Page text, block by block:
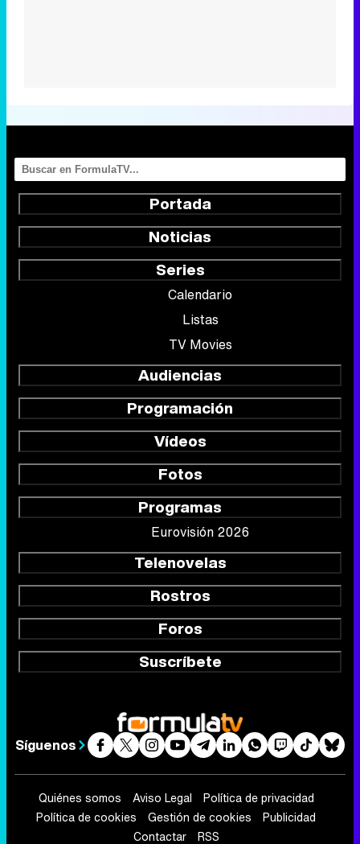
Portada
Noticias
Series
Calendario
Listas
TV Movies
Audiencias
Programación
Vídeos
Fotos
Programas
Eurovisión 2026
Telenovelas
Rostros
Foros
Suscríbete
Síguenos
Quiénes somos Aviso Legal
Política de privacidad
Política de cookies
Gestión de cookies
Publicidad
Contactar
RSS